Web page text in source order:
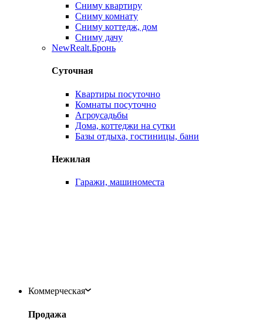
Сниму квартиру
Сниму комнату
Сниму коттедж, дом
Сниму дачу
NewRealt.Бронь
Суточная
Квартиры посуточно
Комнаты посуточно
Агроусадьбы
Дома, коттеджи на сутки
Базы отдыха, гостиницы, бани
Нежилая
Гаражи, машиноместа
Коммерческая
Продажа